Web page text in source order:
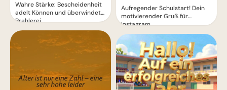
Wahre Stärke: Bescheidenheit
adelt Können und überwindet
Prahlerei
Aufregender Schulstart! Dein
motivierender Gruß für
Instagram